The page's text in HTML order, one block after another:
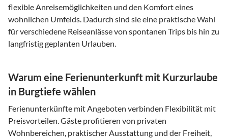
flexible Anreisemöglichkeiten und den Komfort eines
wohnlichen Umfelds. Dadurch sind sie eine praktische Wahl
für verschiedene Reiseanlässe von spontanen Trips bis hin zu
langfristig geplanten Urlauben.
Warum eine Ferienunterkunft mit Kurzurlaube
in Burgtiefe wählen
Ferienunterkünfte mit Angeboten verbinden Flexibilität mit
Preisvorteilen. Gäste profitieren von privaten
Wohnbereichen, praktischer Ausstattung und der Freiheit,